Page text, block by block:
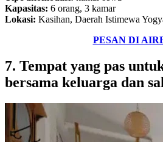
Kapasitas: 6 orang, 3 kamar
Lokasi: Kasihan, Daerah Istimewa
PESAN DI
7. Tempat yang pas
bersama keluarga dan